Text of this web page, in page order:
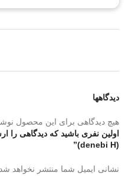
دیدگاهها
هیچ دیدگاهی برای این محصول
اولین نفری باشید که دیدگاهی را
(denebi H)”
نشانی ایمیل شما منتشر نخواهد